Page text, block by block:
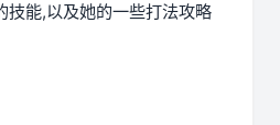
能,以及她的一些打法攻略